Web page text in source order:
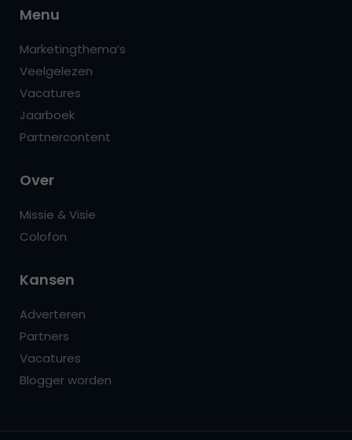
Menu
Marketingthema’s
Veelgelezen
Vacatures
Jaarboek
Partnercontent
Over
Missie & Visie
Colofon
Kansen
Adverteren
Partners
Vacatures
Blogger worden